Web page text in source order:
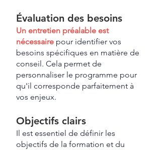
Évaluation des besoins
Un entretien préalable est
nécessaire pour identifier vos
besoins spécifiques en matière de
conseil. Cela permet de
personnaliser le programme pour
qu'il corresponde parfaitement à
vos enjeux.
Objectifs clairs
Il est essentiel de définir les
objectifs de la formation et du